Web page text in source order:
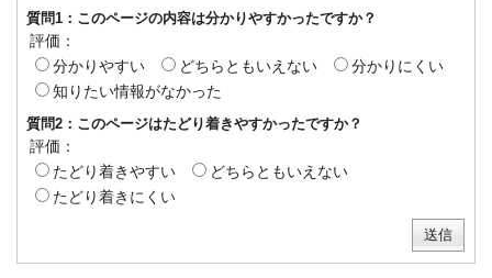
質問1：このページの内容は分かりやすかったですか？
評価：
分かりやすい
どちらともいえない
分かりにくい
知りたい情報がなかった
質問2：このページはたどり着きやすかったですか？
評価：
たどり着きやすい
どちらともいえない
たどり着きにくい